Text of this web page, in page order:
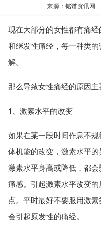
资讯 输卵管
资讯 输卵管
法
资讯 苏州
资讯
资讯
来源： 铭谱资讯网
现在大部分的女性都有痛
和继发性痛经，每一种类
解。
那么导致女性痛经的原因主
1、激素水平的改变
如果在某一段时间作息不
体机能的改变，激素水平
激素水平身高或降低，都
痛感。引起激素水平改变
点。平时最好不要服用激
会引起原发性的痛经。